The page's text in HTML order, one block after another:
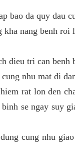
bao da quy dau
nang benh
dieu tri can
nhu mat di
rat lon den
se ngay suy
cung nhu